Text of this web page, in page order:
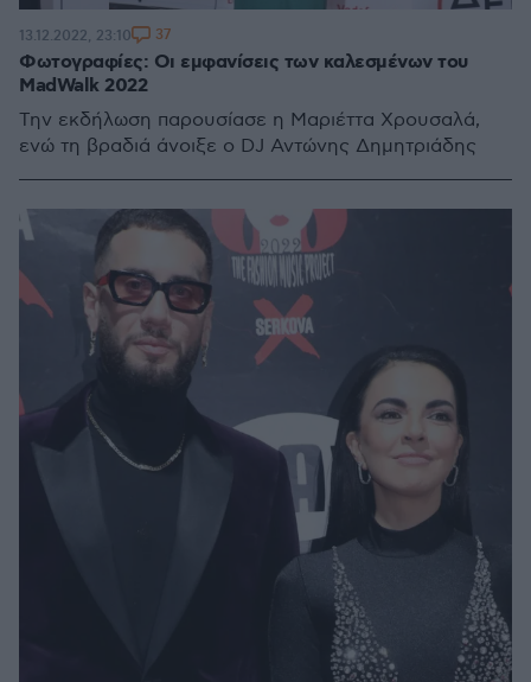
Φωτογραφίες: Oι εμφανίσεις των καλεσμένων του
MadWalk 2022
Την εκδήλωση παρουσίασε η Μαριέττα Χρουσαλά,
ενώ τη βραδιά άνοιξε ο DJ Αντώνης Δημητριάδης
13.12.2022, 23:10 37